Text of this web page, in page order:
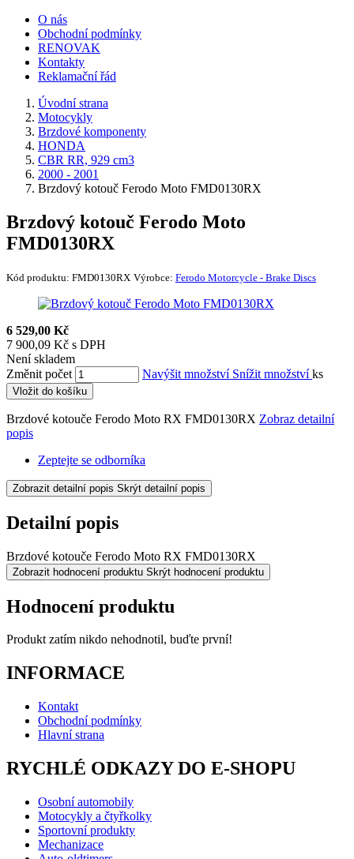
O nás
Obchodní podmínky
RENOVAK
Kontakty
Reklamační řád
Úvodní strana
Motocykly
Brzdové komponenty
HONDA
CBR RR, 929 cm3
2000 - 2001
Brzdový kotouč Ferodo Moto FMD0130RX
Brzdový kotouč Ferodo Moto
FMD0130RX
Kód produktu: FMD0130RX Výrobce: Ferodo Motorcycle - Brake Discs
6 529,00 Kč
7 900,09 Kč s DPH
Není skladem
Změnit počet
Navýšit množství Snížit množstvíks
Vložit do košíku
Brzdové kotouče Ferodo Moto RX FMD0130RX Zobraz detailní
popis
Zeptejte se odborníka
Zobrazit detailní popis Skrýt detailní popis
Detailní popis
Brzdové kotouče Ferodo Moto RX FMD0130RX
Zobrazit hodnocení produktu Skrýt hodnocení produktu
Hodnocení produktu
Produkt zatím nikdo nehodnotil, buďte první!
INFORMACE
Kontakt
Obchodní podmínky
Hlavní strana
RYCHLÉ ODKAZY DO E-SHOPU
Osobní automobily
Motocykly a čtyřkolky
Sportovní produkty
Mechanizace